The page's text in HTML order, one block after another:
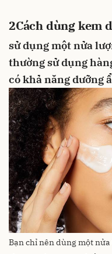
2Cách dùng kem
sử dụng một nửa
thường sử dụng
có khả năng dưỡng
Bạn chỉ nên dùng một